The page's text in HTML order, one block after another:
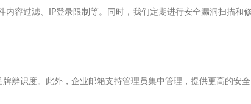
内容过滤、IP登录限制等。同时，我们定期进行安全漏洞扫描和
辨识度。此外，企业邮箱支持管理员集中管理，提供更高的安全